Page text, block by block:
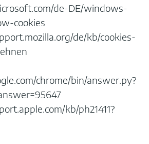
de-DE/windows-
cookies
de/kb/cookies-
chrome/bin/answer.py?
kb/ph21411?